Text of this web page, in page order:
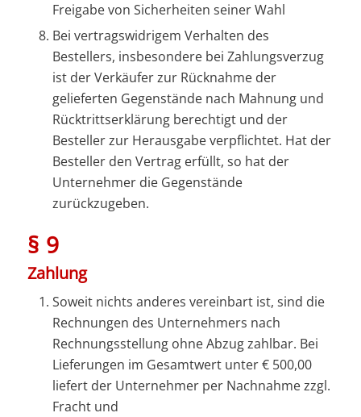
Freigabe von Sicherheiten seiner Wahl
Bei vertragswidrigem Verhalten des
Bestellers, insbesondere bei Zahlungsverzug
ist der Verkäufer zur Rücknahme der
gelieferten Gegenstände nach Mahnung und
Rücktrittserklärung berechtigt und der
Besteller zur Herausgabe verpflichtet. Hat der
Besteller den Vertrag erfüllt, so hat der
Unternehmer die Gegenstände
zurückzugeben.
§ 9
Zahlung
Soweit nichts anderes vereinbart ist, sind die
Rechnungen des Unternehmers nach
Rechnungsstellung ohne Abzug zahlbar. Bei
Lieferungen im Gesamtwert unter € 500,00
liefert der Unternehmer per Nachnahme zzgl.
Fracht und